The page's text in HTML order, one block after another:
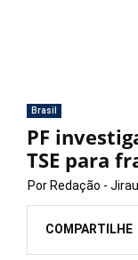
Brasil
PF
TSE para
Por Redação -
COMPARTILHE